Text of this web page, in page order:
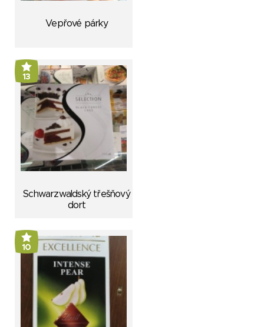
Vepřové párky
13
Schwarzwaldský třešňový
dort
10